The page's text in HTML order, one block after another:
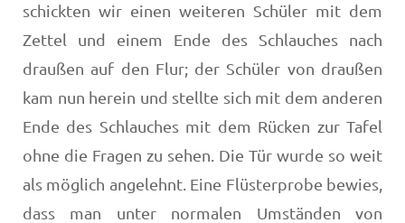
schickten wir einen weiteren Schüler mit dem
Zettel und einem Ende des Schlauches nach
draußen auf den Flur; der Schüler von draußen
kam nun herein und stellte sich mit dem anderen
Ende des Schlauches mit dem Rücken zur Tafel
ohne die Fragen zu sehen. Die Tür wurde so weit
als möglich angelehnt. Eine Flüsterprobe bewies,
dass man unter normalen Umständen von